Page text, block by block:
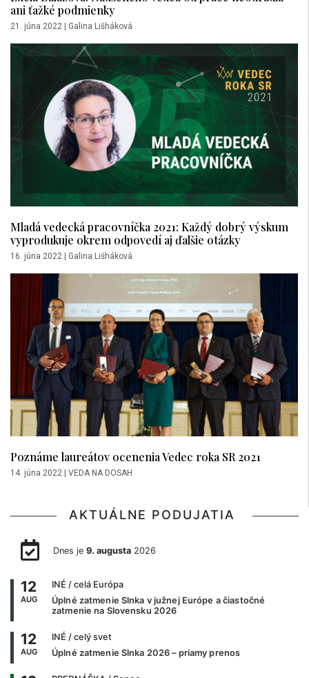
ani ťažké podmienky
21. júna 2022 | Galina Lišháková
Mladá vedecká pracovníčka 2021: Každý dobrý výskum
vyprodukuje okrem odpovedí aj ďalšie otázky
16. júna 2022 Galina Lišháková
Poznáme laureátov ocenenia Vedec roka SR 2021
14. júna 2022 VEDA NA DOSAH
AKTUÁLNE PODUJATIA
Dnes je 9. augusta2026
12
AUG
INÉ / celá Európa
Úplné zatmenie Slnka v južnej Európe a čiastočné
zatmenie na Slovensku 2026
12
AUG
INÉ / celý svet
Úplné zatmenie Slnka 2026 – priamy prenos